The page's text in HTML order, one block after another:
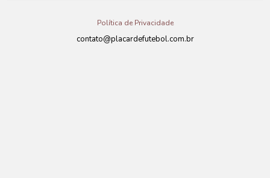
Política de Privacidade
contato@placardefutebol.com.br